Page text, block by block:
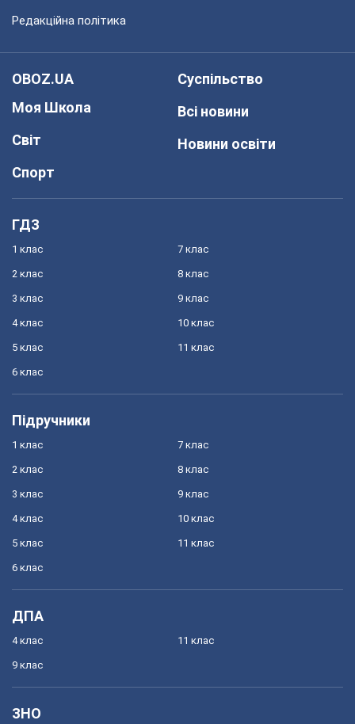
Редакційна політика
OBOZ.UA
Моя Школа
Світ
Спорт
Суспільство
Всі новини
Новини освіти
ГДЗ
1 клас
2 клас
3 клас
4 клас
5 клас
6 клас
7 клас
8 клас
9 клас
10 клас
11 клас
Підручники
1 клас
2 клас
3 клас
4 клас
5 клас
6 клас
7 клас
8 клас
9 клас
10 клас
11 клас
ДПА
4 клас
9 клас
11 клас
ЗНО